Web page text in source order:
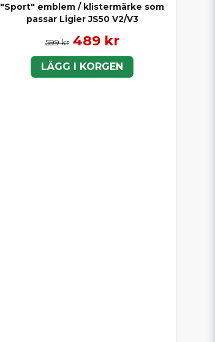
"Sport" emblem / klistermärke som
passar Ligier JS50 V2/V3
599 kr 489 kr
LÄGG I KORGEN